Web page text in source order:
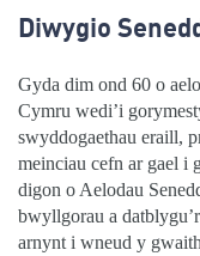
Diwygio
Gyda dim ond 60 o
Cymru wedi’i
swyddogaethau eraill,
meinciau cefn ar gael i
digon o Aelodau
bwyllgorau a
arnynt i wneud y